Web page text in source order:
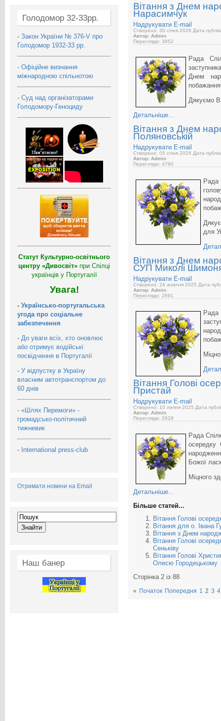
Голодомор 32-33рр.
- Закон України № 376-V про
Голодомор 1932-33 рр.
- Офіційне визнання
міжнародною спільнотою
- Суд над організаторами
Голодомору-Геноциду
Статут Культурно-освітнього
центру «Дивосвіт» при Спілці
українців у Португалії
Увага!
- Українсько-португальська
угода про соціальне
забезпечення
- До уваги всіх, хто оновлює
або отримує водійські
посвідчення в Португалії
- У відпустку в Україну
власним автотранспортом до
60 днів
- «Шлях Перемоги» -
громадсько-політичний
тижневик
- International press-club
Отримати новини на Email
Наш банер
Вітання з Днем
Нарасимчук
Надрукувати E-mail
Створено: 30 січня 2026 Дата
Автор: Admin
Перегляди: 3852
Рада
Днем
Дякуємо
Детальніше...
Вітання з Днем
Поляновській
Надрукувати E-mail
Створено: 05 січня 2026 Дата
Автор: Admin
Перегляди: 4790
Рада
для
Вітання з Днем
СУП Миколі
Надрукувати E-mail
Створено: 24 жовтня 2025 Дата
Автор: Admin
Перегляди: 2691
Рада
Вітання Голові
Пристай
Надрукувати E-mail
Створено: 10 липня 2025 Дата
Автор: Admin
Перегляди: 2629
Рада
Божої
Міцного
Детальніше...
Більше статей...
Вітання Голові
Вітання для о. Івана
Вітання з Днем
Вітання Голові
Сеньківу
Вітання Голові
Олесю Городецькому
Сторінка 2 із 88
« Початок Попередня 1 2 3 4